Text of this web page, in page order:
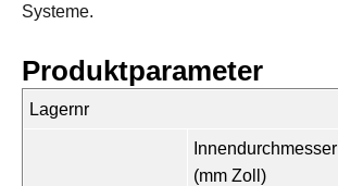
Systeme.
Produktparameter
Lagernr
Innendurchmesser
(mm Zoll)